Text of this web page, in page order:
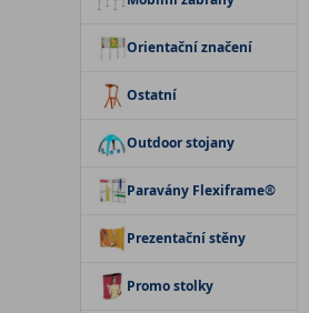
Orientační značení
Ostatní
Outdoor stojany
Paravány Flexiframe®
Prezentační stěny
Promo stolky